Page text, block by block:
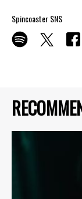
Spincoaster SNS